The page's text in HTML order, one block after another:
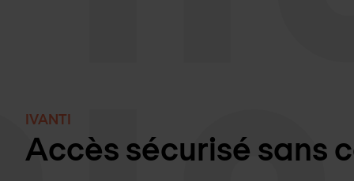
IVANTI
Accès sécurisé sans